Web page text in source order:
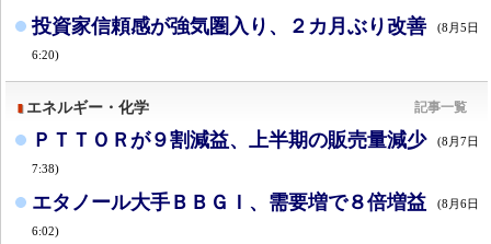
投資家信頼感が強気圏入り、２カ月ぶり改善 (8月5日
6:20)
エネルギー・化学 記事一覧
ＰＴＴＯＲが９割減益、上半期の販売量減少 (8月7日
7:38)
エタノール大手ＢＢＧＩ、需要増で８倍増益 (8月6日
6:02)